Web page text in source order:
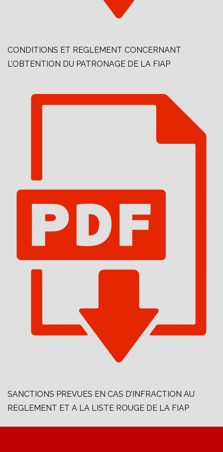
CONDITIONS ET REGLEMENT CONCERNANT
L’OBTENTION DU PATRONAGE DE LA FIAP
SANCTIONS PREVUES EN CAS D’INFRACTION AU
REGLEMENT ET A LA LISTE ROUGE DE LA FIAP